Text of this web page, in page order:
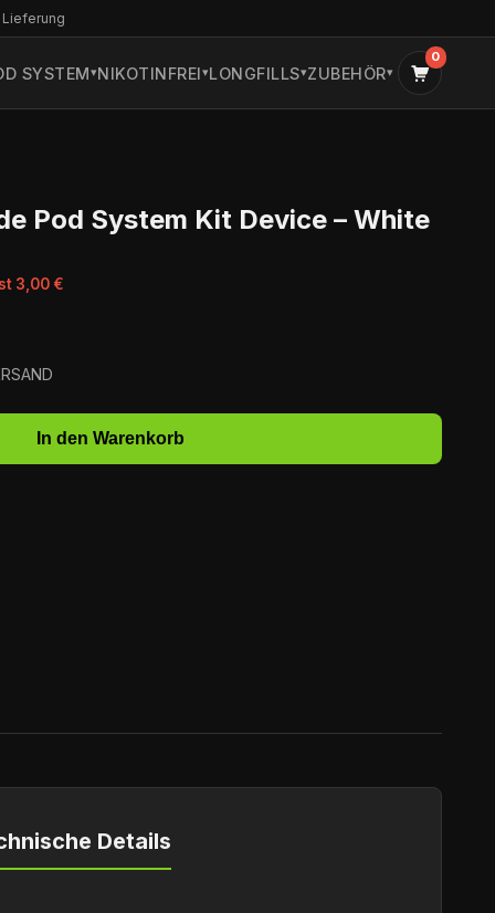
SYSTEM NIKOTINFREI LONGFILLS ZUBEHÖR
0
Pod System Kit Device – White
3,00 €
In den Warenkorb
Details